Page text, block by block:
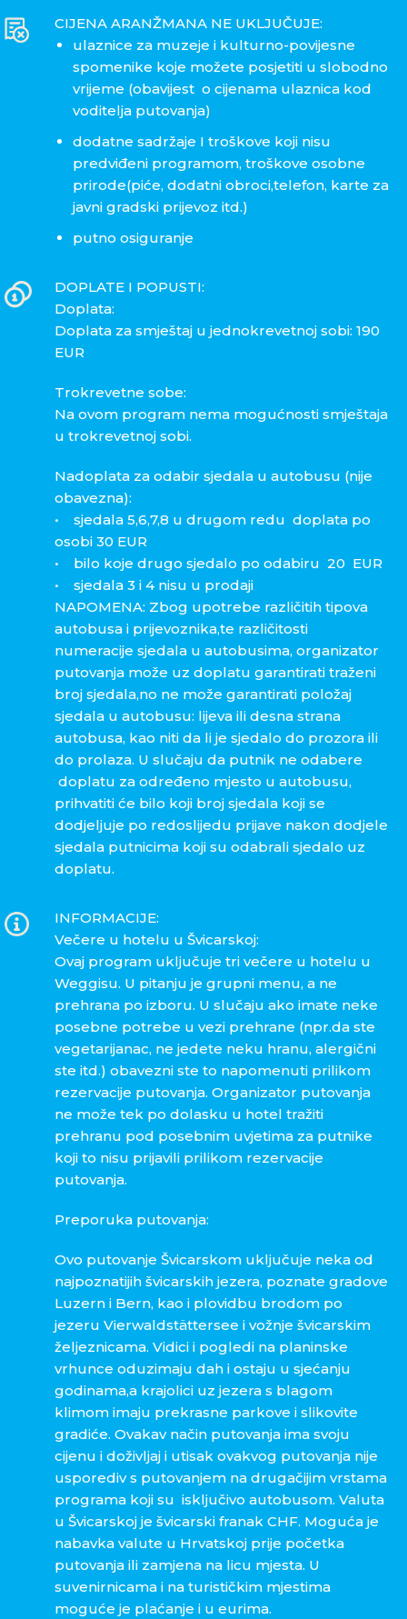
CIJENA ARANŽMANA NE UKLJUČUJE:
ulaznice za muzeje i kulturno-povijesne
spomenike koje možete posjetiti u slobodno
vrijeme (obavijest o cijenama ulaznica kod
voditelja putovanja)
dodatne sadržaje I troškove koji nisu
predviđeni programom, troškove osobne
prirode(piće, dodatni obroci,telefon, karte za
javni gradski prijevoz itd.)
putno osiguranje
DOPLATE I POPUSTI:
Doplata:
Doplata za smještaj u jednokrevetnoj sobi: 190
EUR
Trokrevetne sobe:
Na ovom program nema mogućnosti smještaja
u trokrevetnoj sobi.
Nadoplata za odabir sjedala u autobusu (nije
obavezna):
• sjedala 5,6,7,8 u drugom redu doplata po
osobi 30 EUR
• bilo koje drugo sjedalo po odabiru 20 EUR
• sjedala 3 i 4 nisu u prodaji
NAPOMENA: Zbog upotrebe različitih tipova
autobusa i prijevoznika,te različitosti
numeracije sjedala u autobusima, organizator
putovanja može uz doplatu garantirati traženi
broj sjedala,no ne može garantirati položaj
sjedala u autobusu: lijeva ili desna strana
autobusa, kao niti da li je sjedalo do prozora ili
do prolaza. U slučaju da putnik ne odabere
doplatu za određeno mjesto u autobusu,
prihvatiti će bilo koji broj sjedala koji se
dodjeljuje po redoslijedu prijave nakon dodjele
sjedala putnicima koji su odabrali sjedalo uz
doplatu.
INFORMACIJE:
Večere u hotelu u Švicarskoj:
Ovaj program uključuje tri večere u hotelu u
Weggisu. U pitanju je grupni menu, a ne
prehrana po izboru. U slučaju ako imate neke
posebne potrebe u vezi prehrane (npr.da ste
vegetarijanac, ne jedete neku hranu, alergični
ste itd.) obavezni ste to napomenuti prilikom
rezervacije putovanja. Organizator putovanja
ne može tek po dolasku u hotel tražiti
prehranu pod posebnim uvjetima za putnike
koji to nisu prijavili prilikom rezervacije
putovanja.
Preporuka putovanja:
Ovo putovanje Švicarskom uključuje neka od
najpoznatijih švicarskih jezera, poznate gradove
Luzern i Bern, kao i plovidbu brodom po
jezeru Vierwaldstättersee i vožnje švicarskim
željeznicama. Vidici i pogledi na planinske
vrhunce oduzimaju dah i ostaju u sjećanju
godinama,a krajolici uz jezera s blagom
klimom imaju prekrasne parkove i slikovite
gradiće. Ovakav način putovanja ima svoju
cijenu i doživljaj i utisak ovakvog putovanja nije
usporediv s putovanjem na drugačijim vrstama
programa koji su isključivo autobusom. Valuta
u Švicarskoj je švicarski franak CHF. Moguća je
nabavka valute u Hrvatskoj prije početka
putovanja ili zamjena na licu mjesta. U
suvenirnicama i na turističkim mjestima
moguće je plaćanje i u eurima.